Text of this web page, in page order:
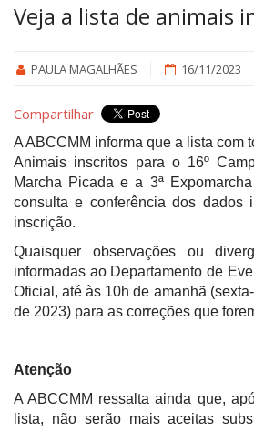
Veja a lista de animais
PAULA MAGALHÃES 16/11/2023
Compartilhar
A ABCCMM informa que a lista com
Animais inscritos para o 16º
Marcha Picada e a 3ª
consulta e conferência dos dados
inscrição.
Quaisquer observações ou
informadas ao Departamento de
Oficial, até às 10h de amanhã
de 2023) para as correções que
Atenção
A ABCCMM ressalta ainda que,
lista, não serão mais aceitas